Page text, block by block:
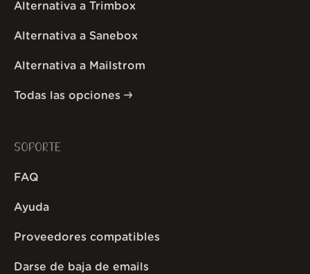
Alternativa a Trimbox
Alternativa a Sanebox
Alternativa a Mailstrom
Todas las opciones
SOPORTE
FAQ
Ayuda
Proveedores compatibles
Darse de baja de emails